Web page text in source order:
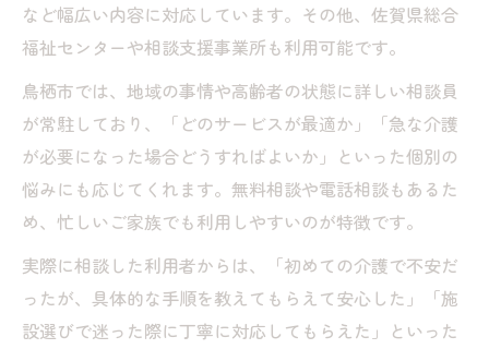
など幅広い内容に対応しています。その他、佐賀県総合
福祉センターや相談支援事業所も利用可能です。
鳥栖市では、地域の事情や高齢者の状態に詳しい相談員
が常駐しており、「どのサービスが最適か」「急な介護
が必要になった場合どうすればよいか」といった個別の
悩みにも応じてくれます。無料相談や電話相談もあるた
め、忙しいご家族でも利用しやすいのが特徴です。
実際に相談した利用者からは、「初めての介護で不安だ
ったが、具体的な手順を教えてもらえて安心した」「施
設選びで迷った際に丁寧に対応してもらえた」といった